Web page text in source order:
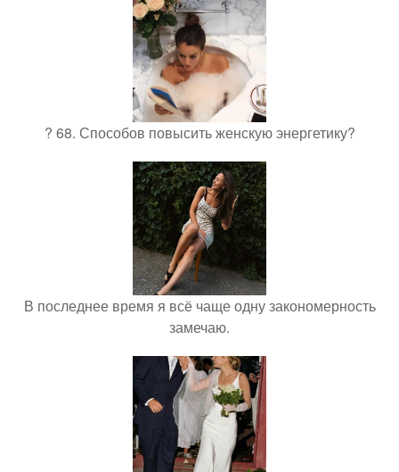
? 68. Способов повысить женскую энергетику?
В последнее время я всё чаще одну закономерность
замечаю.